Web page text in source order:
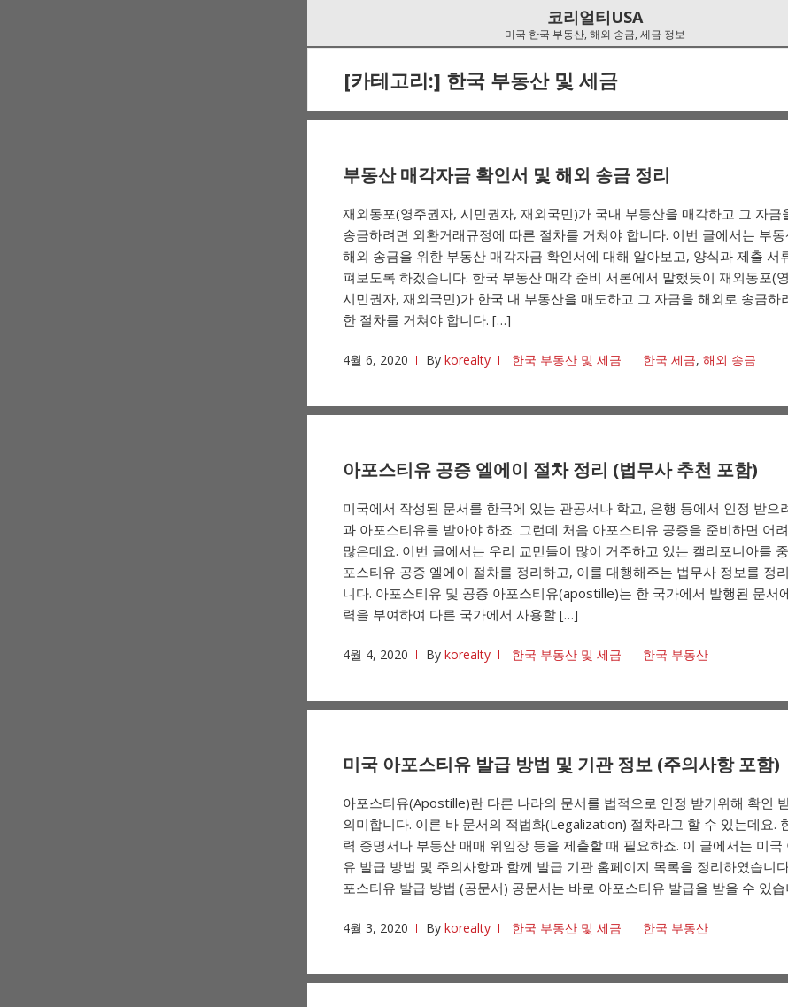
코리얼티USA
미국 한국 부동산, 해외 송금, 세금 정보
[카테고리:] 한국 부동산 및 세금
부동산 매각자금 확인서 및 해외 송금 정리
재외동포(영주권자, 시민권자, 재외국민)가 국내 부동산을 매각하고 그 자금
송금하려면 외환거래규정에 따른 절차를 거쳐야 합니다. 이번 글에서는 부
해외 송금을 위한 부동산 매각자금 확인서에 대해 알아보고, 양식과 제출 서
펴보도록 하겠습니다. 한국 부동산 매각 준비 서론에서 말했듯이 재외동포(
시민권자, 재외국민)가 한국 내 부동산을 매도하고 그 자금을 해외로 송금하
한 절차를 거쳐야 합니다. […]
4월 6, 2020 By korealty 한국 부동산 및 세금 한국 세금, 해외 송금
아포스티유 공증 엘에이 절차 정리 (법무사 추천 포함)
미국에서 작성된 문서를 한국에 있는 관공서나 학교, 은행 등에서 인정 받으
과 아포스티유를 받아야 하죠. 그런데 처음 아포스티유 공증을 준비하면 어
많은데요. 이번 글에서는 우리 교민들이 많이 거주하고 있는 캘리포니아를
포스티유 공증 엘에이 절차를 정리하고, 이를 대행해주는 법무사 정보를 정
니다. 아포스티유 및 공증 아포스티유(apostille)는 한 국가에서 발행된 문서
력을 부여하여 다른 국가에서 사용할 […]
4월 4, 2020 By korealty 한국 부동산 및 세금 한국 부동산
미국 아포스티유 발급 방법 및 기관 정보 (주의사항 포함)
아포스티유(Apostille)란 다른 나라의 문서를 법적으로 인정 받기위해 확인
의미합니다. 이른 바 문서의 적법화(Legalization) 절차라고 할 수 있는데요.
력 증명서나 부동산 매매 위임장 등을 제출할 때 필요하죠. 이 글에서는 미국
유 발급 방법 및 주의사항과 함께 발급 기관 홈페이지 목록을 정리하였습니
포스티유 발급 방법 (공문서) 공문서는 바로 아포스티유 발급을 받을 수 있
4월 3, 2020 By korealty 한국 부동산 및 세금 한국 부동산